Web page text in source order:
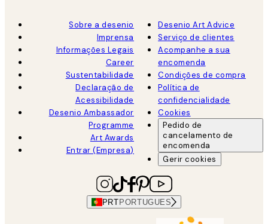
Sobre a desenio
Imprensa
Informações Legais
Career
Sustentabilidade
Declaração de
Acessibilidade
Desenio Ambassador
Programme
Art Awards
Entrar (Empresa)
Desenio Art Advice
Serviço de clientes
Acompanhe a sua
encomenda
Condições de compra
Política de
confidencialidade
Cookies
Pedido de
cancelamento de
encomenda
Gerir cookies
PRT PORTUGUES